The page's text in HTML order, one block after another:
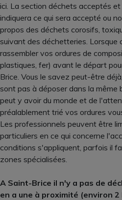
ici. La section déchets acceptés
indiquera ce qui sera accepté ou
propos des déchets corosifs,
suivant des déchetteries. Lorsque
rassembler vos ordures de
plastiques, fer) avant le départ
Brice. Vous le savez peut-être
sont pas à déposer dans la même
peut y avoir du monde et de
préalablement trié vos ordures
Les professionnels peuvent être
particuliers en ce qui concerne
conditions s'appliquent, parfois il
zones spécialisées.
A Saint-Brice il n'y a pas de
en a une à proximité (environ 2